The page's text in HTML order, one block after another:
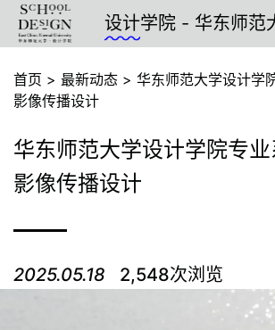
设计学院 - 华东师范大
首页 > 最新动态 > 华东师范大学设计学
影像传播设计
华东师范大学设计学院专
影像传播设计
2025.05.18 2,548次浏览